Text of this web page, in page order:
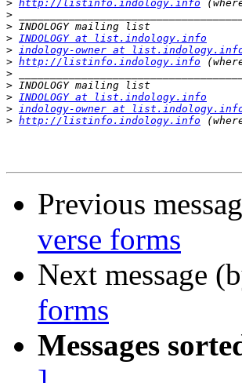
> http://listinfo.indology.info
>
>
> INDOLOGY at list.indology.info
> indology-owner at
> http://listinfo.indology.info
>
>
> INDOLOGY at list.indology.info
> indology-owner at
> http://listinfo.indology.info
Previous
verse forms
Next message
forms
Messages